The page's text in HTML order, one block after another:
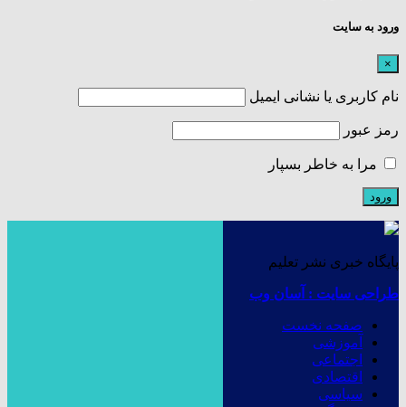
ورود به سایت
×
نام کاربری یا نشانی ایمیل
رمز عبور
مرا به خاطر بسپار
پایگاه خبری نشر تعلیم
طراحی سایت : آسان وب
صفحه نخست
آموزشی
اجتماعی
اقتصادی
سیاسی